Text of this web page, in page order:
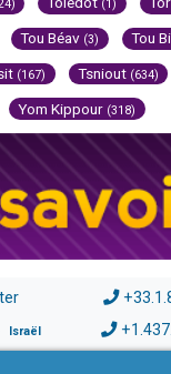
(1)
Tou Béav (3) Tou
(167) Tsniout (634)
Yom Kippour (318)
Israël